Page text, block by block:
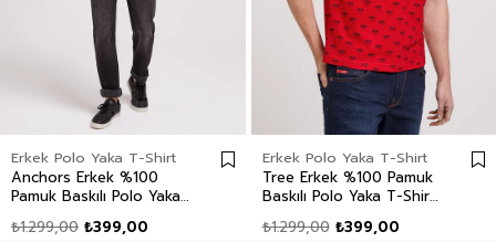
Erkek Polo Yaka T-Shirt
Anchors Erkek %100
Pamuk Baskılı Polo Yaka
₺399,00
₺1.299,00
Erkek Polo Yaka T-Shirt
Tree Erkek %100 Pamuk
Baskılı Polo Yaka T-Shirt
₺399,00
₺1.299,00